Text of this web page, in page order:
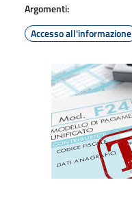
Argomenti:
Accesso all'informazione